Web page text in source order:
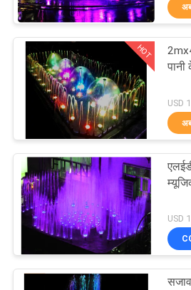
गुणवत्ता
नियंत्रण
संपर्क
एक
उद्धरण
विनती
करे
लामिनार
मिस्ट वाटर
HOT
पानी